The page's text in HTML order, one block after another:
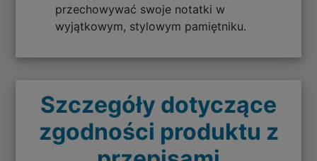
przechowywać swoje notatki w
wyjątkowym, stylowym pamiętniku.
Szczegóły dotyczące
zgodności produktu z